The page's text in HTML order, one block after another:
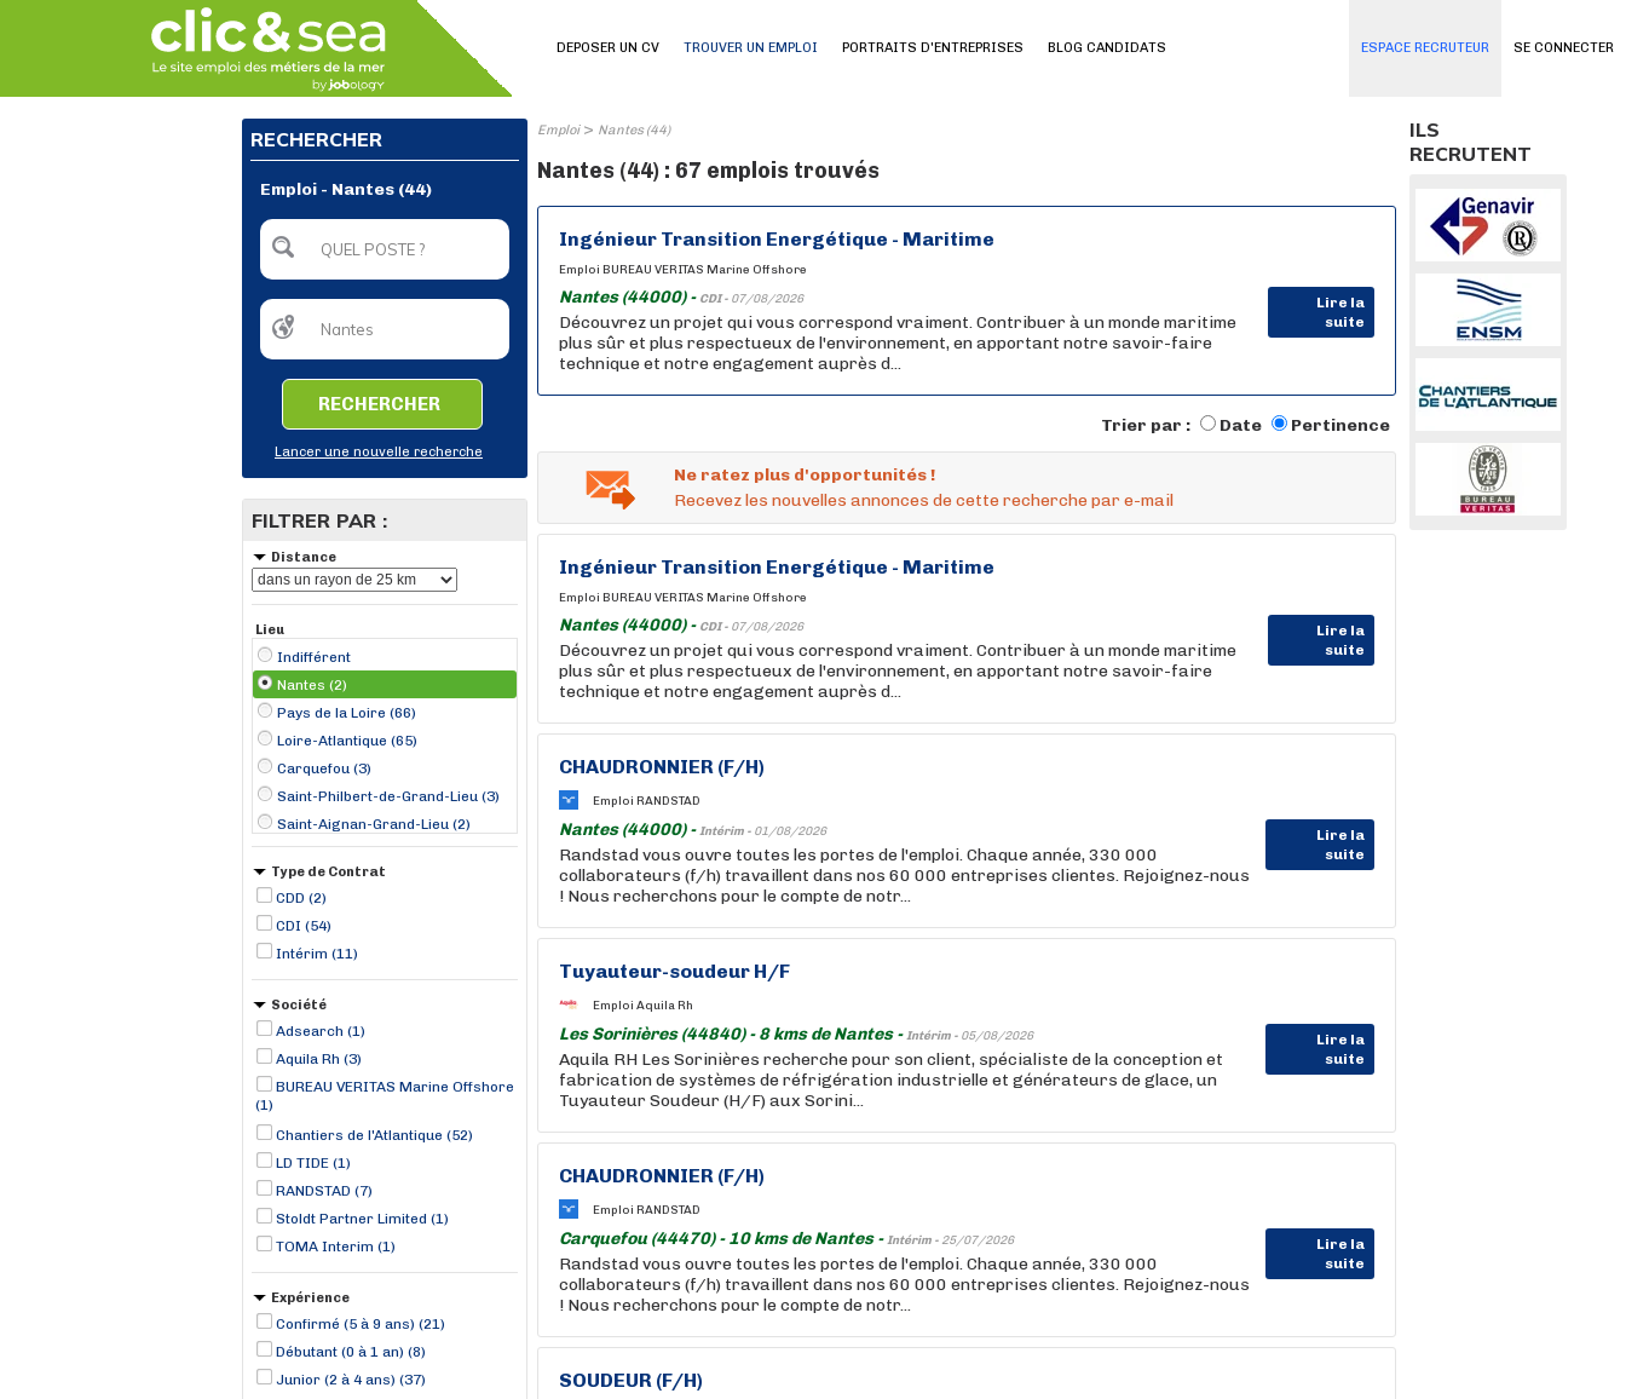
SE CONNECTER
DEPOSER UN CV TROUVER UN EMPLOI PORTRAITS D'ENTREPRISES BLOG CANDIDATS ESPACE RECRUTEUR
RECHERCHER
Emploi - Nantes (44)
RECHERCHER
Lancer une nouvelle recherche
FILTRER PAR :
Distance
Lieu
Indifférent
Nantes (2)
Pays de la Loire (66)
Loire-Atlantique (65)
Carquefou (3)
Saint-Philbert-de-Grand-Lieu (3)
Saint-Aignan-Grand-Lieu (2)
Héric (1)
Les Sorinières (1)
Thouaré-sur-Loire (1)
Type de Contrat
CDD (2)
CDI (54)
Intérim (11)
Société
Adsearch (1)
Aquila Rh (3)
BUREAU VERITAS Marine Offshore
(1)
Chantiers de l'Atlantique (52)
LD TIDE (1)
RANDSTAD (7)
Stoldt Partner Limited (1)
TOMA Interim (1)
Expérience
Confirmé (5 à 9 ans) (21)
Débutant (0 à 1 an) (8)
Junior (2 à 4 ans) (37)
Emploi> Nantes (44)
Nantes (44) : 67 emplois trouvés
Ingénieur Transition Energétique - Maritime
Emploi BUREAU VERITAS Marine Offshore
Nantes (44000) - CDI - 07/08/2026
Lire la
suite
Découvrez un projet qui vous correspond vraiment. Contribuer à un monde maritime
plus sûr et plus respectueux de l'environnement, en apportant notre savoir-faire
technique et notre engagement auprès d...
Trier par : Date Pertinence
Ne ratez plus d'opportunités !
Recevez les nouvelles annonces de cette recherche par e-mail
Ingénieur Transition Energétique - Maritime
Emploi BUREAU VERITAS Marine Offshore
Nantes (44000) - CDI - 07/08/2026
Lire la
suite
Découvrez un projet qui vous correspond vraiment. Contribuer à un monde maritime
plus sûr et plus respectueux de l'environnement, en apportant notre savoir-faire
technique et notre engagement auprès d...
CHAUDRONNIER (F/H)
Emploi RANDSTAD
Nantes (44000) -Intérim - 01/08/2026
Lire la
suite
Randstad vous ouvre toutes les portes de l'emploi. Chaque année, 330 000
collaborateurs (f/h) travaillent dans nos 60 000 entreprises clientes. Rejoignez-nous
! Nous recherchons pour le compte de notr...
Tuyauteur-soudeur H/F
Emploi Aquila Rh
Les Sorinières (44840) - 8 kms de Nantes -Intérim - 05/08/2026
Lire la
suite
Aquila RH Les Sorinières recherche pour son client, spécialiste de la conception et
fabrication de systèmes de réfrigération industrielle et générateurs de glace, un
Tuyauteur Soudeur (H/F) aux Sorini...
CHAUDRONNIER (F/H)
Emploi RANDSTAD
Carquefou (44470) - 10 kms de Nantes -Intérim - 25/07/2026
Lire la
suite
Randstad vous ouvre toutes les portes de l'emploi. Chaque année, 330 000
collaborateurs (f/h) travaillent dans nos 60 000 entreprises clientes. Rejoignez-nous
! Nous recherchons pour le compte de notr...
SOUDEUR (F/H)
ILS
RECRUTENT